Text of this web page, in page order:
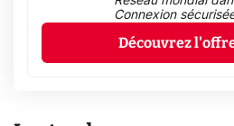
Connexion
Découvrez